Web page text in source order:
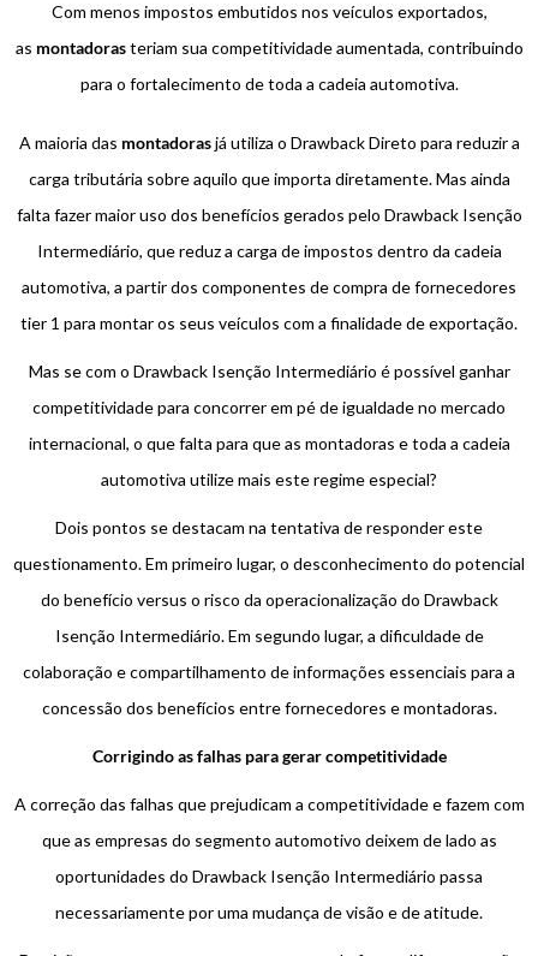
Com menos impostos embutidos nos veículos exportados,
as montadorasteriam sua competitividade aumentada, contribuindo
para o fortalecimento de toda a cadeia automotiva.
A maioria das montadorasjá utiliza o Drawback Direto para reduzir a
carga tributária sobre aquilo que importa diretamente. Mas ainda
falta fazer maior uso dos benefícios gerados pelo Drawback Isenção
Intermediário, que reduz a carga de impostos dentro da cadeia
automotiva, a partir dos componentes de compra de fornecedores
tier 1 para montar os seus veículos com a finalidade de exportação.
Mas se com o Drawback Isenção Intermediário é possível ganhar
competitividade para concorrer em pé de igualdade no mercado
internacional, o que falta para que as montadoras e toda a cadeia
automotiva utilize mais este regime especial?
Dois pontos se destacam na tentativa de responder este
questionamento. Em primeiro lugar, o desconhecimento do potencial
do benefício versus o risco da operacionalização do Drawback
Isenção Intermediário. Em segundo lugar, a dificuldade de
colaboração e compartilhamento de informações essenciais para a
concessão dos benefícios entre fornecedores e montadoras.
Corrigindo as falhas para gerar competitividade
A correção das falhas que prejudicam a competitividade e fazem com
que as empresas do segmento automotivo deixem de lado as
oportunidades do Drawback Isenção Intermediário passa
necessariamente por uma mudança de visão e de atitude.